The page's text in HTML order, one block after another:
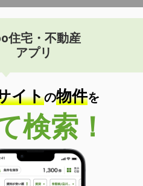
県佐倉市臼井
円
県市川市新田４丁目
住宅・不動産
アプリ
イトの物件を
検索！